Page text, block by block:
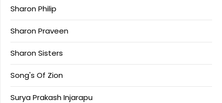
Sharon Philip
Sharon Praveen
Sharon Sisters
Song's Of Zion
Surya Prakash Injarapu